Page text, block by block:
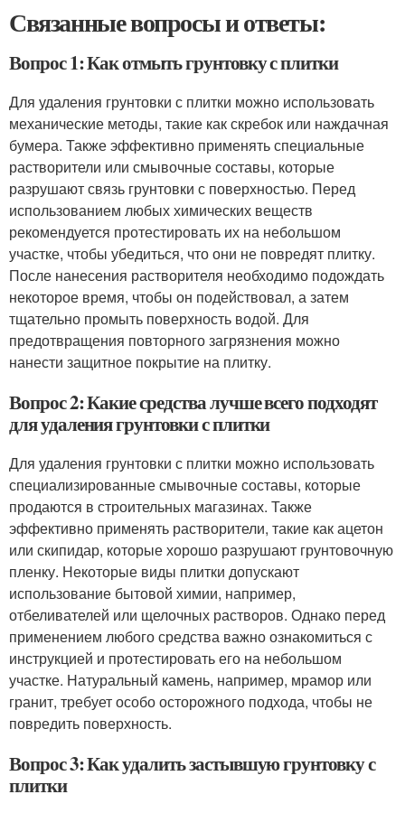
Связанные вопросы и ответы:
Вопрос 1: Как отмыть грунтовку с плитки
Для удаления грунтовки с плитки можно использовать
механические методы, такие как скребок или наждачная
бумера. Также эффективно применять специальные
растворители или смывочные составы, которые
разрушают связь грунтовки с поверхностью. Перед
использованием любых химических веществ
рекомендуется протестировать их на небольшом
участке, чтобы убедиться, что они не повредят плитку.
После нанесения растворителя необходимо подождать
некоторое время, чтобы он подействовал, а затем
тщательно промыть поверхность водой. Для
предотвращения повторного загрязнения можно
нанести защитное покрытие на плитку.
Вопрос 2: Какие средства лучше всего подходят
для удаления грунтовки с плитки
Для удаления грунтовки с плитки можно использовать
специализированные смывочные составы, которые
продаются в строительных магазинах. Также
эффективно применять растворители, такие как ацетон
или скипидар, которые хорошо разрушают грунтовочную
пленку. Некоторые виды плитки допускают
использование бытовой химии, например,
отбеливателей или щелочных растворов. Однако перед
применением любого средства важно ознакомиться с
инструкцией и протестировать его на небольшом
участке. Натуральный камень, например, мрамор или
гранит, требует особо осторожного подхода, чтобы не
повредить поверхность.
Вопрос 3: Как удалить застывшую грунтовку с
плитки